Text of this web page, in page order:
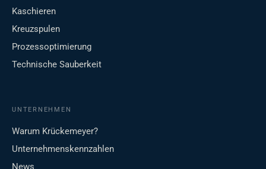
Kaschieren
Kreuzspulen
Prozessoptimierung
Technische Sauberkeit
UNTERNEHMEN
Warum Krückemeyer?
Unternehmenskennzahlen
News